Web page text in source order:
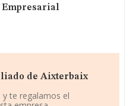
Empresarial
de Aixterbaix
te regalamos el